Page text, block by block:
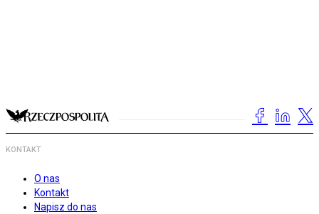
KONTAKT
O nas
Kontakt
Napisz do nas